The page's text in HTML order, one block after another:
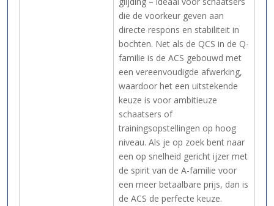
die de voorkeur geven aan
directe respons en stabiliteit in
bochten. Net als de QCS in de Q-
familie is de ACS gebouwd met
een vereenvoudigde afwerking,
waardoor het een uitstekende
keuze is voor ambitieuze
schaatsers of
trainingsopstellingen op hoog
niveau. Als je op zoek bent naar
een op snelheid gericht ijzer met
de spirit van de A-familie voor
een meer betaalbare prijs, dan is
de ACS de perfecte keuze.